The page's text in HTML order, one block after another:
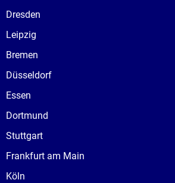
Dresden
Leipzig
Bremen
Düsseldorf
Essen
Dortmund
Stuttgart
Frankfurt am Main
Köln